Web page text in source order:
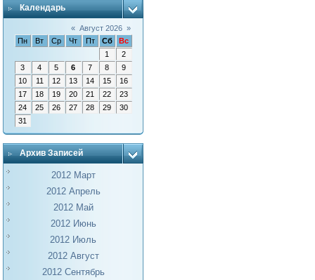
Календарь
« Август 2026 »
Пн
Вт Ср Чт Пт Сб
Вс
1
2
3
4 5 6 7 8
9
10
11 12 13 14 15
16
17
18 19 20 21 22
23
24
25 26 27 28 29
30
31
Архив Записей
2012 Март
2012 Апрель
2012 Май
2012 Июнь
2012 Июль
2012 Август
2012 Сентябрь